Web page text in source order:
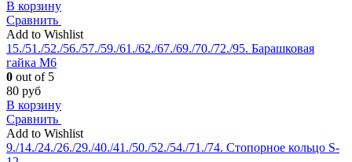
В корзину
Сравнить
Add to Wishlist
15./51./52./56./57./59./61./62./67./69./70./72./95. Барашковая
гайка М6
0 out of 5
80 руб
В корзину
Сравнить
Add to Wishlist
9./14./24./26./29./40./41./50./52./54./71./74. Стопорное кольцо S-